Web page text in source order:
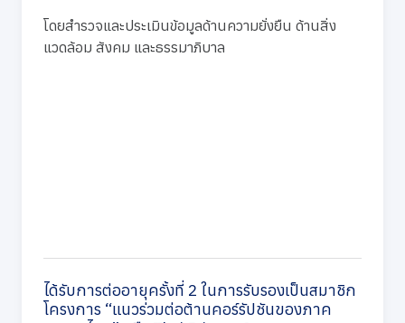
โดยสำรวจและประเมินข้อมูลด้านความยั่งยืน ด้านสิ่ง
แวดล้อม สังคม และธรรมาภิบาล
ได้รับการต่ออายุครั้งที่ 2 ในการรับรองเป็นสมาชิก
โครงการ “แนวร่วมต่อต้านคอร์รัปชันของภาค